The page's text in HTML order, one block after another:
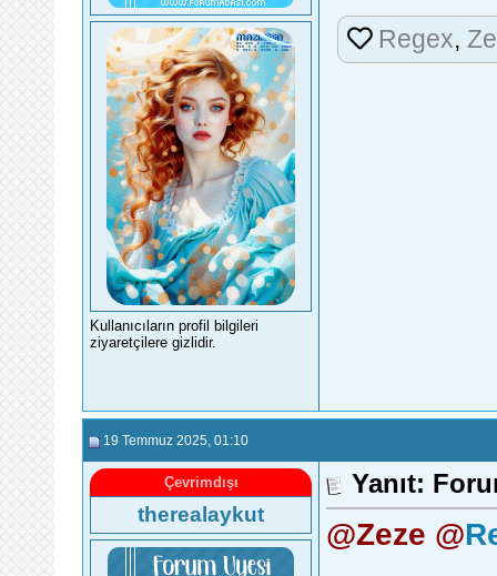
Kullanıcıların profil bilgileri
ziyaretçilere gizlidir.
Regex,
19 Temmuz 2025 , 01:10
Çevrimdışı
therealaykut
Yanıt:
@Zeze @